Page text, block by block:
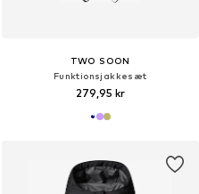
TWO SOON
Funktionsjakkesæt
279,95 kr